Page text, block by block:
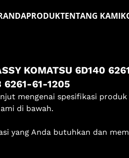
PRODUKTENTANG KAMI
KOMATSU 6D140
6261-61-1205
mengenai spesifikasi
di bawah.
yang Anda butuhkan dan